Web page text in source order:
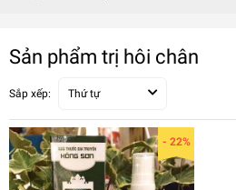
Sản phẩm trị hôi chân
Sắp xếp: Thứ tự
- 22%